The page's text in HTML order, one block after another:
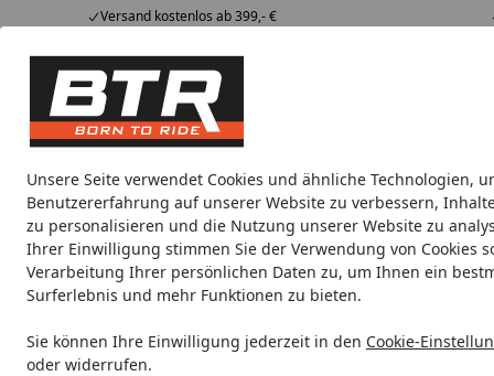
Unsere Seite verwendet Cookies und ähnliche Technologien,
Benutzererfahrung auf unserer Website zu verbessern,
zu personalisieren und die Nutzung unserer Website zu
Ihrer Einwilligung stimmen Sie der Verwendung von Cookies
Verarbeitung Ihrer persönlichen Daten zu, um Ihnen ein
Surferlebnis und mehr Funktionen zu bieten.
Sie können Ihre Einwilligung jederzeit in den Cookie-
oder widerrufen.
Versand kostenlos ab 399,- €
Hotline07051 / 9 222 5959
Mi-Fr. 8-12 Uhr
Alle Produkte
Alle ProdukteMarken
Motorradteile & Ersatzteile Anbauteile Auspuff
Noch 10 Stunden und 16 Minuten
Spare